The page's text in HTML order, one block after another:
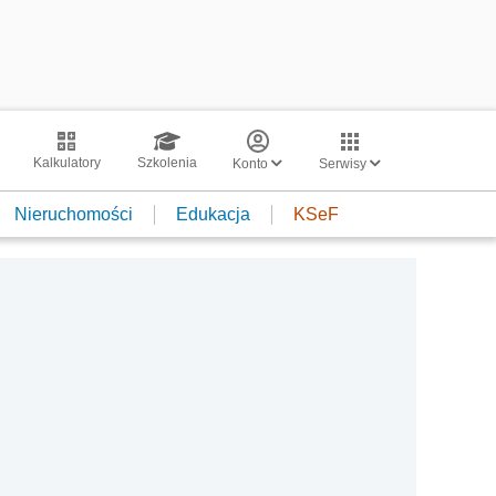
Kalkulatory Szkolenia Konto Serwisy
Nieruchomości Edukacja KSeF